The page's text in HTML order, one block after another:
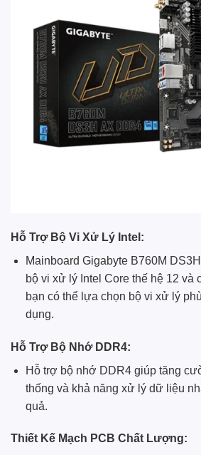
Hỗ Trợ Bộ Vi Xử Lý Intel:
Mainboard Gigabyte B760M
bộ vi xử lý Intel Core thế hệ 12 và
bạn có thể lựa chọn bộ vi xử lý
dụng.
Hỗ Trợ Bộ Nhớ DDR4:
Hỗ trợ bộ nhớ DDR4 giúp tăng
thống và khả năng xử lý dữ liệu
quả.
Thiết Kế Mạch PCB Chất Lượng: